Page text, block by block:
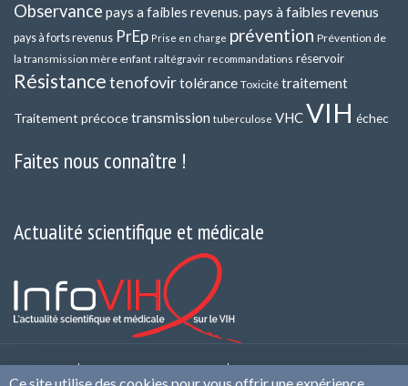
Observance pays a faibles revenus.pays à faibles revenus
pays à forts revenus PrEp Prise en charge prévention Prévention de
la transmission mère enfant raltégravir recommandations réservoir
Résistancetenofovirtolérance Toxicité traitement
Traitement précocetransmission tuberculose VHCVIH échec
Faites nous connaître !
Actualité scientifique et médicale